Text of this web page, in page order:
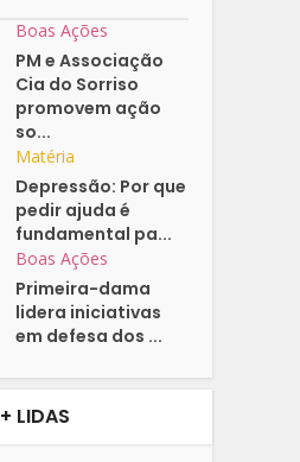
Boas Ações
PM e Associação
Cia do Sorriso
promovem ação
so...
Matéria
Depressão: Por que
pedir ajuda é
fundamental pa...
Boas Ações
Primeira-dama
lidera iniciativas
em defesa dos ...
+ LIDAS